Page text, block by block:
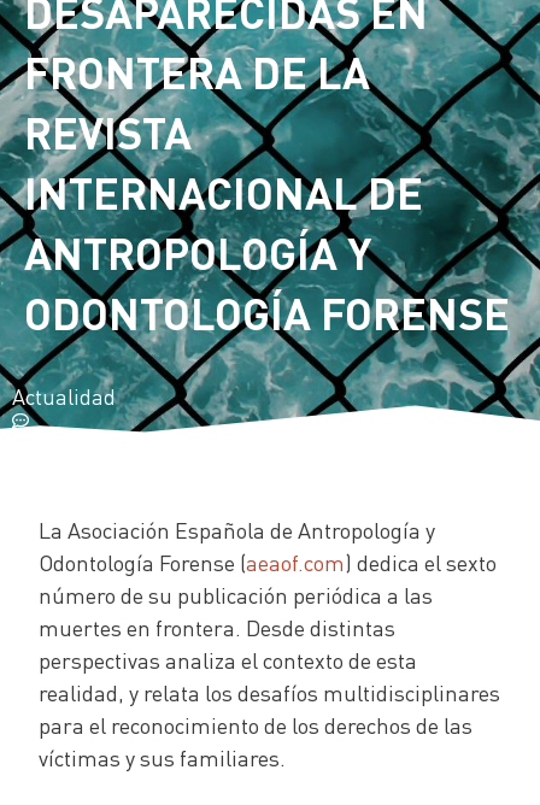
DESAPARECIDAS EN
FRONTERA DE LA
REVISTA
INTERNACIONAL DE
ANTROPOLOGÍA Y
ODONTOLOGÍA FORENSE
Actualidad
La Asociación Española de Antropología y
Odontología Forense (aeaof.com) dedica el sexto
número de su publicación periódica a las
muertes en frontera. Desde distintas
perspectivas analiza el contexto de esta
realidad, y relata los desafíos multidisciplinares
para el reconocimiento de los derechos de las
víctimas y sus familiares.